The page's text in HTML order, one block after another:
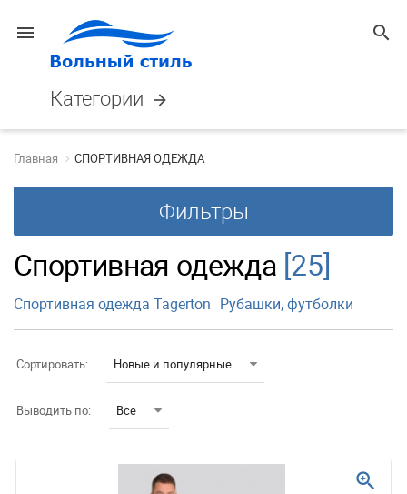
menu search
Категории arrow_forward
Главная СПОРТИВНАЯ ОДЕЖДА
Фильтры
Спортивная одежда [25]
Спортивная одежда Tagerton Рубашки, футболки
Сортировать: Новые и популярные
Выводить по: Все
zoom_in